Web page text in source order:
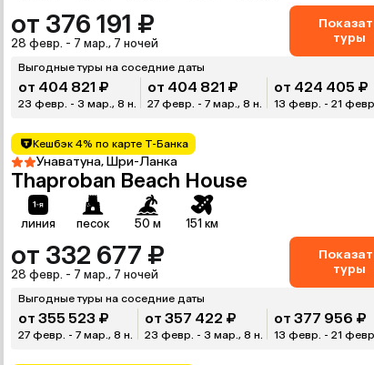
от 376 191 ₽
28 февр. - 7 мар., 7 ночей
туры
Выгодные туры на соседние даты
от 404 821 ₽
23 февр. - 3 мар., 8 н.
от 404 821 ₽
27 февр. - 7 мар., 8 н.
от 424 405 ₽
13 февр. - 21
Кешбэк 4% по карте Т-Банка
Унаватуна, Шри-Ланка
Thaproban Beach House
линия песок 50 м 151 км
от 332 677 ₽
28 февр. - 7 мар., 7 ночей
туры
Выгодные туры на соседние даты
от 355 523 ₽
27 февр. - 7 мар., 8 н.
от 357 422 ₽
23 февр. - 3 мар., 8 н.
от 377 956 ₽
13 февр. - 21